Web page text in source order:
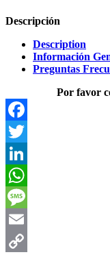
Descripción
Description
Información
Preguntas
Por favor